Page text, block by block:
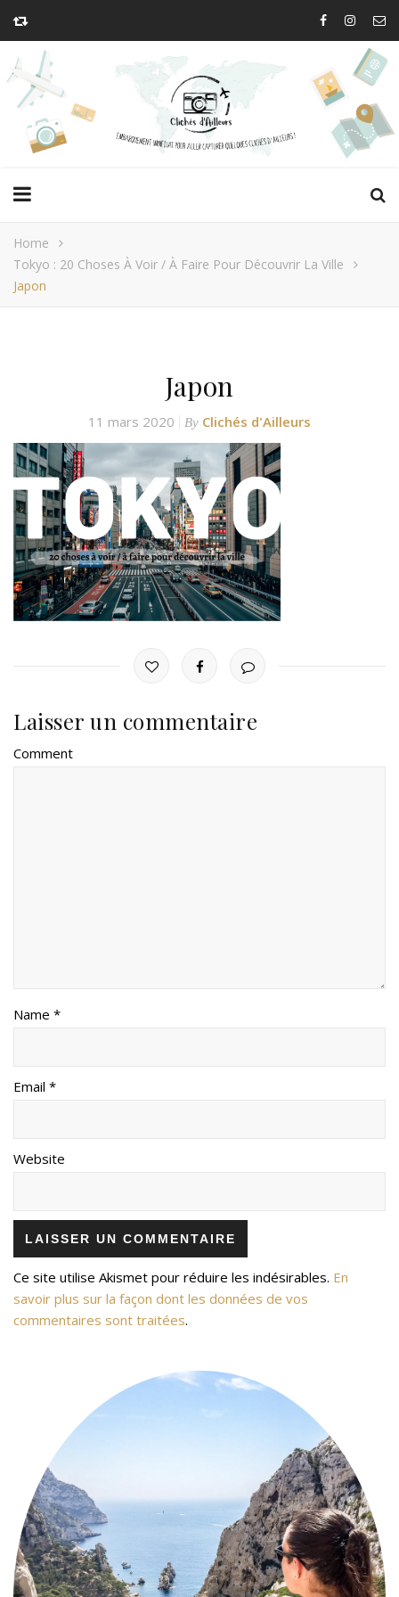
Home
Tokyo : 20 Choses À Voir / À Faire Pour Découvrir La Ville
Japon
Japon
11 mars 2020 By Clichés d'Ailleurs
Laisser un commentaire
Comment
Name *
Email *
Website
Ce site utilise Akismet pour réduire les indésirables. En
savoir plus sur la façon dont les données de vos
commentaires sont traitées.